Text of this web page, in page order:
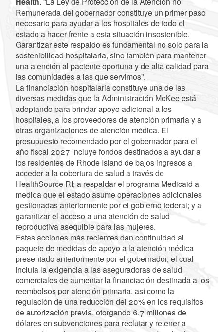
Remunerada del gobernador constituye un primer paso
necesario para ayudar a los hospitales de todo el
estado a hacer frente a esta situación insostenible.
Garantizar este respaldo es fundamental no solo para la
sostenibilidad hospitalaria, sino también para mantener
una atención al paciente oportuna y de alta calidad para
las comunidades a las que servimos”.
La financiación hospitalaria constituye una de las
diversas medidas que la Administración McKee está
adoptando para brindar apoyo adicional a los
hospitales, a los proveedores de atención primaria y a
otras organizaciones de atención médica. El
presupuesto recomendado por el gobernador para el
año fiscal 2027 incluye fondos destinados a ayudar a
los residentes de Rhode Island de bajos ingresos a
acceder a la cobertura de salud a través de
HealthSource RI; a respaldar el programa Medicaid a
medida que el estado asume operaciones adicionales
gestionadas anteriormente por el gobierno federal; y a
garantizar el acceso a una atención de salud
reproductiva asequible para las mujeres.
Estas acciones más recientes dan continuidad al
paquete de medidas de apoyo a la atención médica
presentado anteriormente por el gobernador, el cual
incluía la exigencia a las aseguradoras de salud
comerciales de aumentar la financiación destinada a los
reembolsos por atención primaria, así como la
regulación de una reducción del 20% en los requisitos
de autorización previa, otorgando 6.7 millones de
dólares en subvenciones para reclutar y retener a